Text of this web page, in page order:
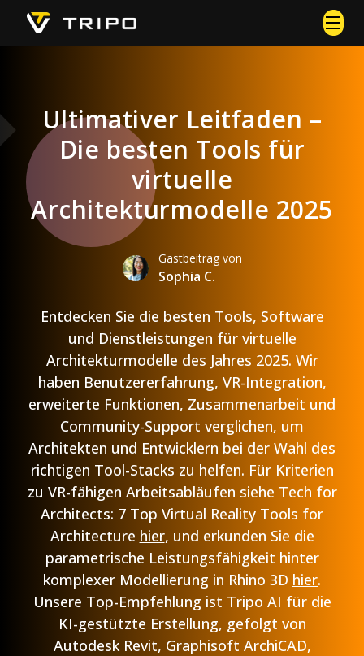
Ultimativer Leitfaden –
Die besten Tools für
virtuelle
Architekturmodelle 2025
Gastbeitrag von
Sophia C.
Entdecken Sie die besten Tools, Software
und Dienstleistungen für virtuelle
Architekturmodelle des Jahres 2025. Wir
haben Benutzererfahrung, VR-Integration,
erweiterte Funktionen, Zusammenarbeit und
Community-Support verglichen, um
Architekten und Entwicklern bei der Wahl des
richtigen Tool-Stacks zu helfen. Für Kriterien
zu VR-fähigen Arbeitsabläufen siehe Tech for
Architects: 7 Top Virtual Reality Tools for
Architecture hier, und erkunden Sie die
parametrische Leistungsfähigkeit hinter
komplexer Modellierung in Rhino 3D hier.
Unsere Top-Empfehlung ist Tripo AI für die
KI-gestützte Erstellung, gefolgt von
Autodesk Revit, Graphisoft ArchiCAD,